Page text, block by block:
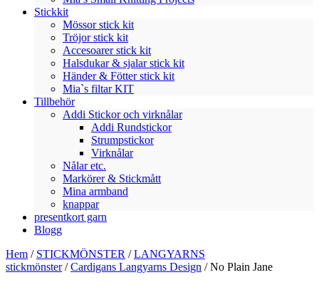
Stickkit
Mössor stick kit
Tröjor stick kit
Accesoarer stick kit
Halsdukar & sjalar stick kit
Händer & Fötter stick kit
Mia`s filtar KIT
Tillbehör
Addi Stickor och virknålar
Addi Rundstickor
Strumpstickor
Virknålar
Nålar etc.
Markörer & Stickmått
Mina armband
knappar
presentkort garn
Blogg
Hem / STICKMÖNSTER /LANGYARNS
stickmönster/Cardigans Langyarns Design / No Plain Jane